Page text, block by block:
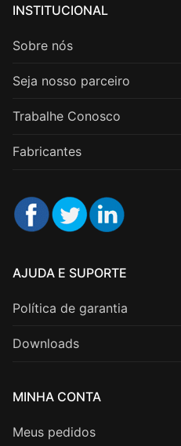
INSTITUCIONAL
Sobre nós
Seja nosso parceiro
Trabalhe Conosco
Fabricantes
AJUDA E SUPORTE
Política de garantia
Downloads
MINHA CONTA
Meus pedidos